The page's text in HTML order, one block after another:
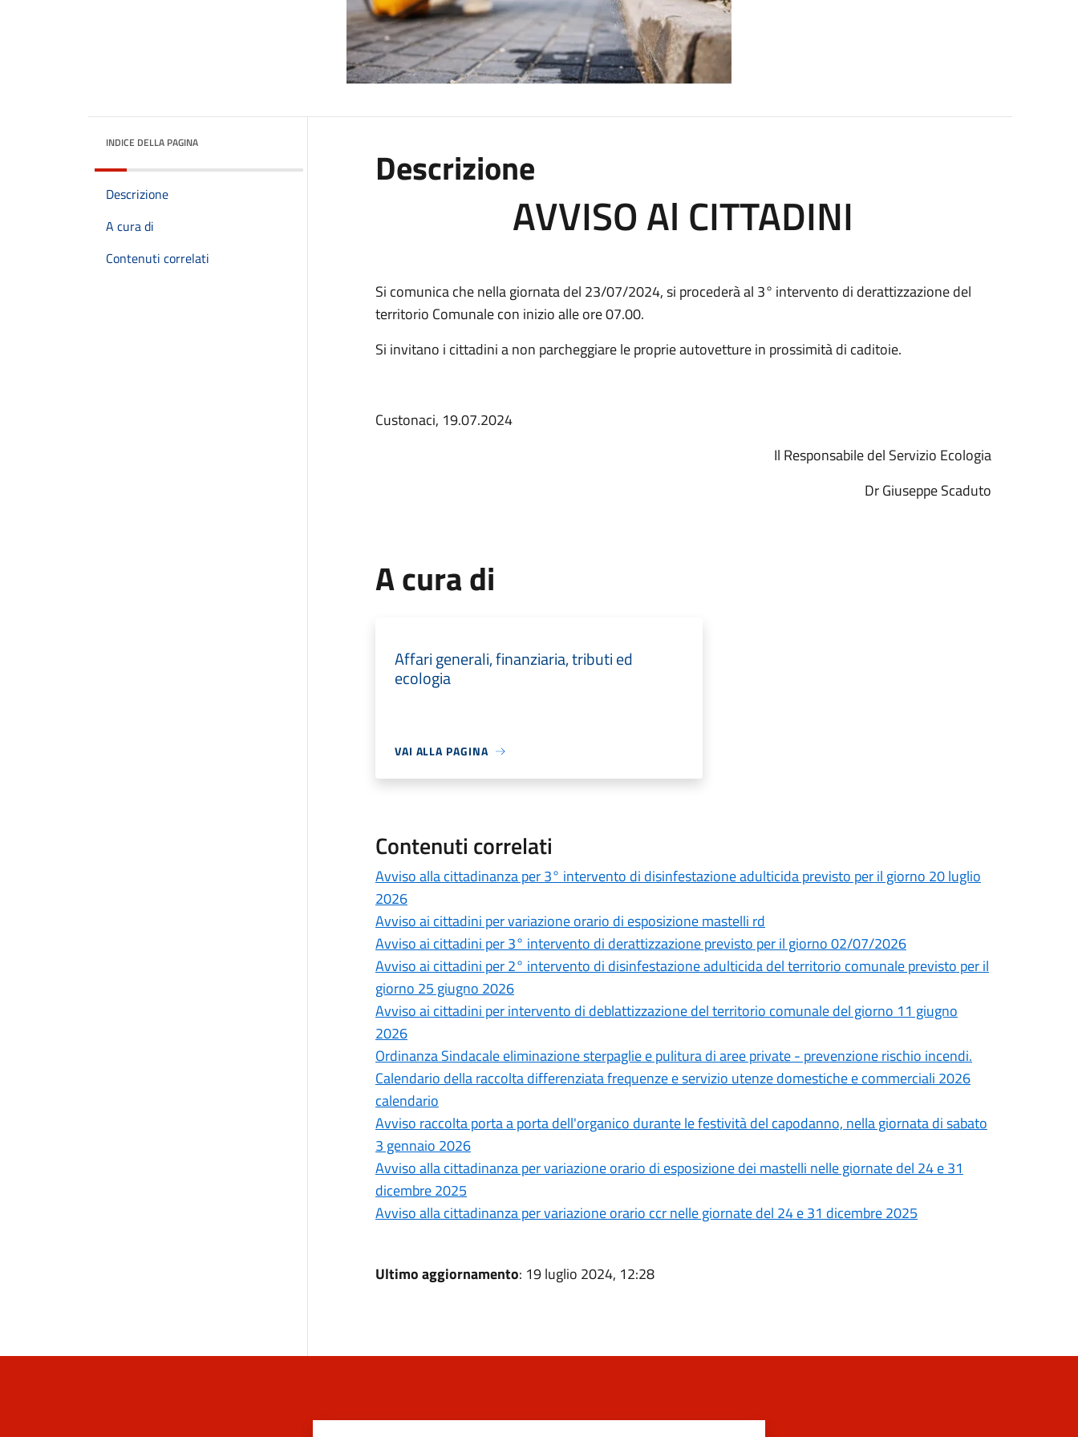
INDICE DELLA PAGINA
Descrizione
A cura di
Contenuti correlati
Descrizione
AVVISO Al CITTADINI
Si comunica che nella giornata del 23/07/2024, si procederà al 3° intervento di derattizzazione del
territorio Comunale con inizio alle ore 07.00.
Si invitano i cittadini a non parcheggiare le proprie autovetture in prossimità di caditoie.
Custonaci, 19.07.2024
Il Responsabile del Servizio Ecologia
Dr Giuseppe Scaduto
A cura di
Affari generali, finanziaria, tributi ed
ecologia
VAI ALLA PAGINA
Contenuti correlati
Avviso alla cittadinanza per 3° intervento di disinfestazione adulticida previsto per il giorno 20 luglio
2026
Avviso ai cittadini per variazione orario di esposizione mastelli rd
Avviso ai cittadini per 3° intervento di derattizzazione previsto per il giorno 02/07/2026
Avviso ai cittadini per 2° intervento di disinfestazione adulticida del territorio comunale previsto per il
giorno 25 giugno 2026
Avviso ai cittadini per intervento di deblattizzazione del territorio comunale del giorno 11 giugno
2026
Ordinanza Sindacale eliminazione sterpaglie e pulitura di aree private - prevenzione rischio incendi.
Calendario della raccolta differenziata frequenze e servizio utenze domestiche e commerciali 2026
calendario
Avviso raccolta porta a porta dell'organico durante le festività del capodanno, nella giornata di sabato
3 gennaio 2026
Avviso alla cittadinanza per variazione orario di esposizione dei mastelli nelle giornate del 24 e 31
dicembre 2025
Avviso alla cittadinanza per variazione orario ccr nelle giornate del 24 e 31 dicembre 2025
Ultimo aggiornamento: 19 luglio 2024, 12:28